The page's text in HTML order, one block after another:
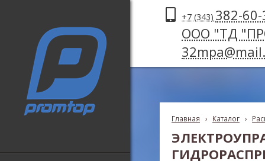
+7 (343) 382-
ООО "ТД
Главная › Каталог ›